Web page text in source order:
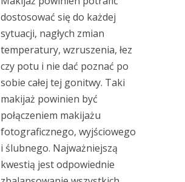
dostosować się do każdej
sytuacji, nagłych zmian
temperatury, wzruszenia, łez
czy potu i nie dać poznać po
sobie całej tej gonitwy. Taki
makijaż powinien być
połączeniem makijażu
fotograficznego, wyjściowego
i ślubnego. Najważniejszą
kwestią jest odpowiednie